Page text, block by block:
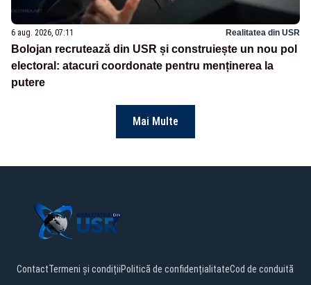
6 aug. 2026, 07:11 Realitatea din USR
Bolojan recrutează din USR și construiește un nou pol
electoral: atacuri coordonate pentru menținerea la
putere
Mai Multe
ContactTermeni și condițiiPolitică de confidențialitateCod de conduită